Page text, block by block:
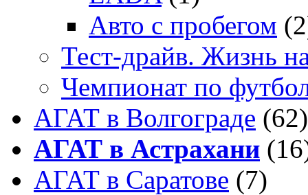
Авто с пробегом
Тест-драйв. Жизнь
Чемпионат по
АГАТ в Волгограде (62)
АГАТ в Астрахани
АГАТ в Саратове (7)